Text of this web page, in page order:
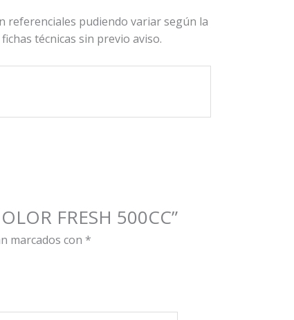
referenciales pudiendo variar según la
técnicas sin previo aviso.
FRESH 500CC”
marcados con *